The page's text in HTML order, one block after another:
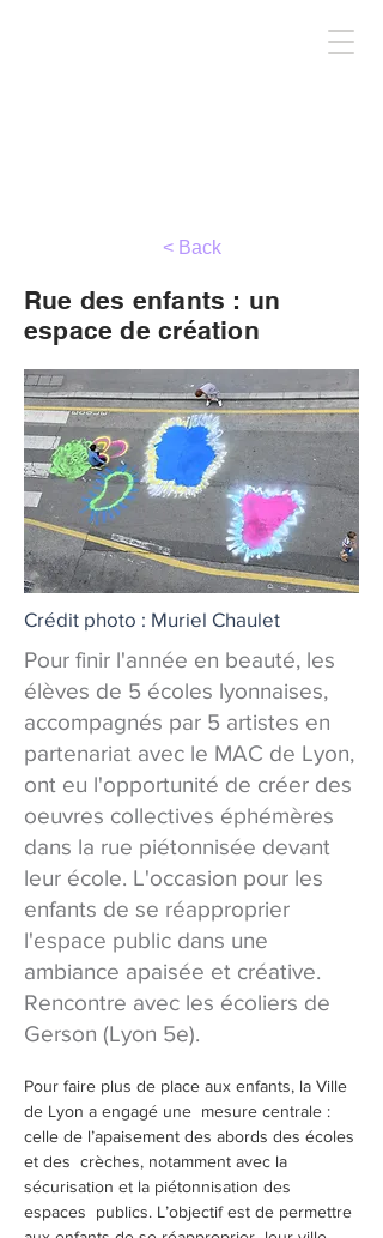
< Back
Rue des enfants : un
espace de création
Crédit photo : Muriel Chaulet
Pour finir l'année en beauté, les
élèves de 5 écoles lyonnaises,
accompagnés par 5 artistes en
partenariat avec le MAC de Lyon,
ont eu l'opportunité de créer des
oeuvres collectives éphémères
dans la rue piétonnisée devant
leur école. L'occasion pour les
enfants de se réapproprier
l'espace public dans une
ambiance apaisée et créative.
Rencontre avec les écoliers de
Gerson (Lyon 5e).
Pour faire plus de place aux enfants, la Ville
de Lyon a engagé une  mesure centrale :
celle de l’apaisement des abords des écoles
et des  crèches, notamment avec la
sécurisation et la piétonnisation des
espaces  publics. L’objectif est de permettre